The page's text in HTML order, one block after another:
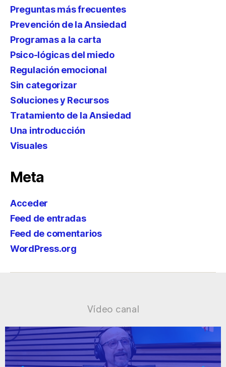
Preguntas más frecuentes
Prevención de la Ansiedad
Programas a la carta
Psico-lógicas del miedo
Regulación emocional
Sin categorizar
Soluciones y Recursos
Tratamiento de la Ansiedad
Una introducción
Visuales
Meta
Acceder
Feed de entradas
Feed de comentarios
WordPress.org
Vídeo canal